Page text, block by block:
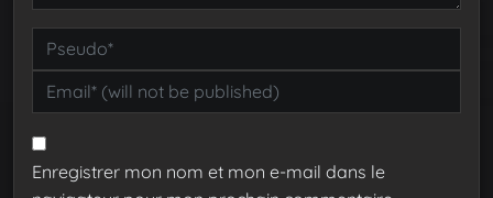
Enregistrer mon nom et mon e-mail dans le